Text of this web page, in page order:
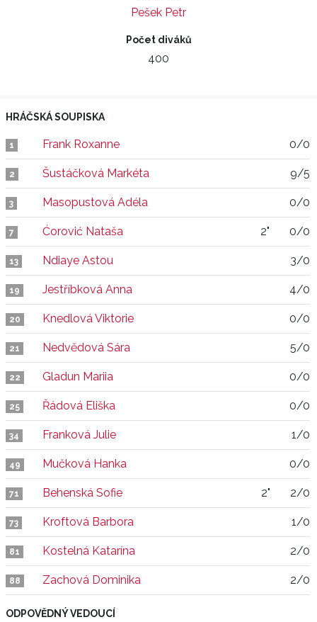
Pešek Petr
Počet diváků
400
HRÁČSKÁ SOUPISKA
1 Frank Roxanne 0/0
2 Šustáčková Markéta 9/5
3 Masopustová Adéla 0/0
7 Ćorović Nataša 2" 0/0
13 Ndiaye Astou 3/0
19 Jestříbková Anna 4/0
20 Knedlová Viktorie 0/0
21 Nedvědová Sára 5/0
22 Gladun Mariia 0/0
25 Řádová Eliška 0/0
34 Franková Julie 1/0
49 Mučková Hanka 0/0
71 Behenská Sofie 2" 2/0
73 Kroftová Barbora 1/0
81 Kostelná Katarína 2/0
88 Zachová Dominika 2/0
ODPOVĚDNÝ VEDOUCÍ